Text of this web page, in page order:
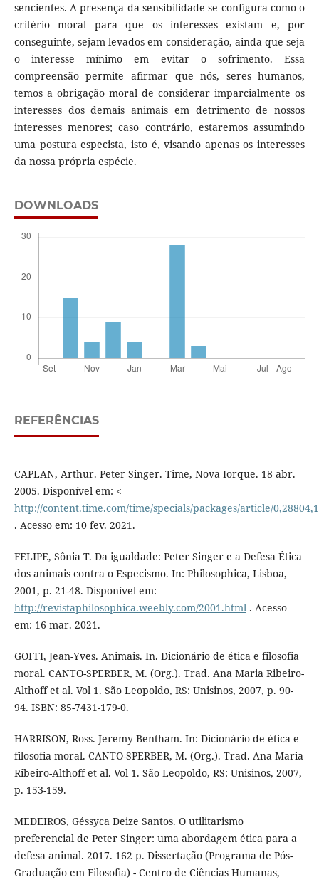
sencientes. A presença da sensibilidade se configura como o
critério moral para que os interesses existam e, por
conseguinte, sejam levados em consideração, ainda que seja
o interesse mínimo em evitar o sofrimento. Essa
compreensão permite afirmar que nós, seres humanos,
temos a obrigação moral de considerar imparcialmente os
interesses dos demais animais em detrimento de nossos
interesses menores; caso contrário, estaremos assumindo
uma postura especista, isto é, visando apenas os interesses
da nossa própria espécie.
DOWNLOADS
REFERÊNCIAS
CAPLAN, Arthur. Peter Singer. Time, Nova Iorque. 18 abr.
2005. Disponível em: <
http://content.time.com/time/specials/packages/article/
. Acesso em: 10 fev. 2021.
FELIPE, Sônia T. Da igualdade: Peter Singer e a Defesa Ética
dos animais contra o Especismo. In: Philosophica, Lisboa,
2001, p. 21-48. Disponível em:
http://revistaphilosophica.weebly.com/2001.html. Acesso
em: 16 mar. 2021.
GOFFI, Jean-Yves. Animais. In. Dicionário de ética e filosofia
moral. CANTO-SPERBER, M. (Org.). Trad. Ana Maria Ribeiro-
Althoff et al. Vol 1. São Leopoldo, RS: Unisinos, 2007, p. 90-
94. ISBN: 85-7431-179-0.
HARRISON, Ross. Jeremy Bentham. In: Dicionário de ética e
filosofia moral. CANTO-SPERBER, M. (Org.). Trad. Ana Maria
Ribeiro-Althoff et al. Vol 1. São Leopoldo, RS: Unisinos, 2007,
p. 153-159.
MEDEIROS, Géssyca Deize Santos. O utilitarismo
preferencial de Peter Singer: uma abordagem ética para a
defesa animal. 2017. 162 p. Dissertação (Programa de Pós-
Graduação em Filosofia) - Centro de Ciências Humanas,